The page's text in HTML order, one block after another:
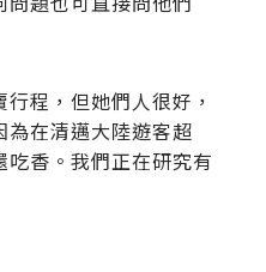
程，但她們人很好，
在清邁大陸遊客超
香。我們正在研究有